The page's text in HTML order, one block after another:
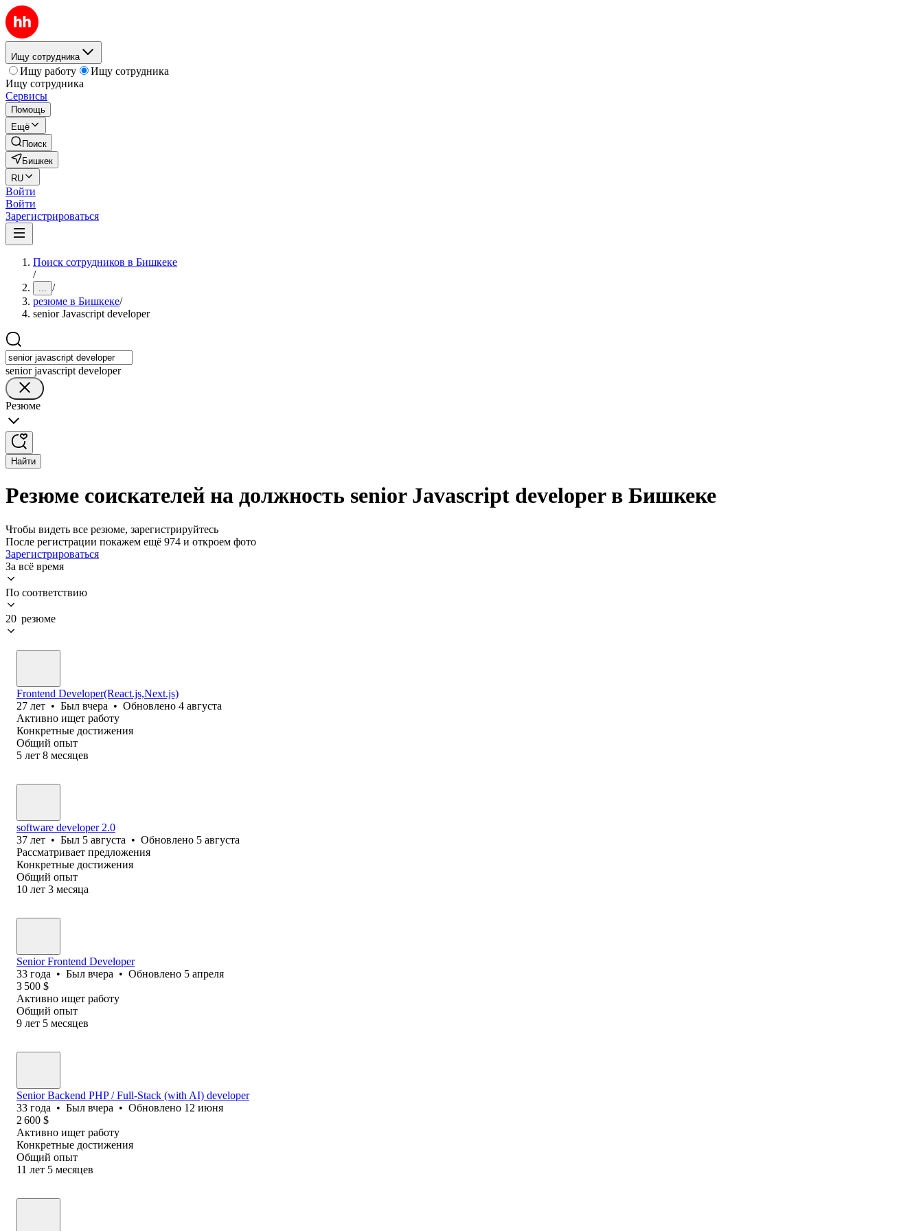
Ищу сотрудника
Ищу работу
Ищу сотрудника
Ищу сотрудника
Сервисы
Помощь
Ещё
Поиск
Бишкек
RU
Войти
Войти
Зарегистрироваться
Поиск сотрудников в Бишкеке
/
... /
резюме в Бишкеке/
senior Javascript developer
senior javascript developer
Резюме
Найти
Резюме соискателей на должность senior Javascript developer в Бишкеке
Чтобы видеть все резюме, зарегистрируйтесь
После регистрации покажем ещё 974 и откроем фото
Зарегистрироваться
За всё время
По соответствию
20 резюме
Frontend Developer(React.js,Next.js)
27 лет • Был вчера • Обновлено 4 августа
Активно ищет работу
Конкретные достижения
Общий опыт
5 лет 8 месяцев
software developer 2.0
37 лет • Был 5 августа • Обновлено 5 августа
Рассматривает предложения
Конкретные достижения
Общий опыт
10 лет 3 месяца
Senior Frontend Developer
33 года • Был вчера • Обновлено 5 апреля
3 500 $
Активно ищет работу
Общий опыт
9 лет 5 месяцев
Senior Backend PHP / Full-Stack (with AI) developer
33 года • Был вчера • Обновлено 12 июня
2 600 $
Активно ищет работу
Конкретные достижения
Общий опыт
11 лет 5 месяцев